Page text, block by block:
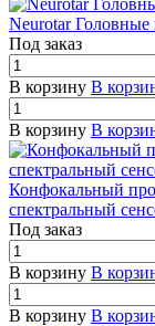
Neurotar
Под заказ
В корзину В
В корзину В
Конфокальный
спектральный
Под заказ
В корзину В
В корзину В